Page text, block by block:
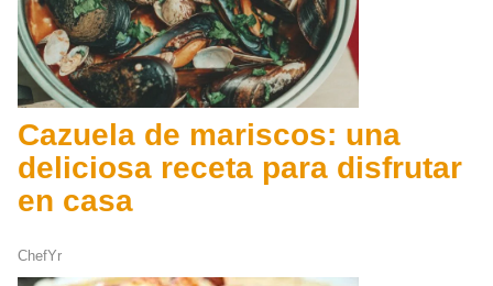
Cazuela de mariscos: una
deliciosa receta para disfrutar
en casa
ChefYr